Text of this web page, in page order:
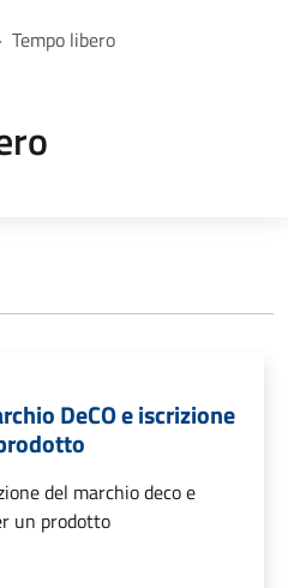
Tempo libero
DeCO e iscrizione
del marchio deco e
un prodotto